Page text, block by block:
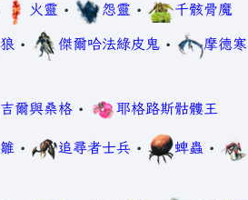
火靈 • 怨靈 • 千骸骨魔
狼 • 傑爾哈法綠皮鬼 •
摩德寒
吉爾與桑格 • 耶格路斯骷髏王
• 追尋者士兵 • 蜱蟲 •